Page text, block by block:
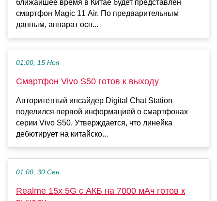
ближайшее время в Китае будет представлен
смартфон Magic 11 Air. По предварительным
данным, аппарат осн...
01:00, 15 Ноя
Смартфон Vivo S50 готов к выходу
Авторитетный инсайдер Digital Chat Station
поделился первой информацией о смартфонах
серии Vivo S50. Утверждается, что линейка
дебютирует на китайско...
01:00, 30 Сен
Realme 15x 5G с АКБ на 7000 мАч готов к